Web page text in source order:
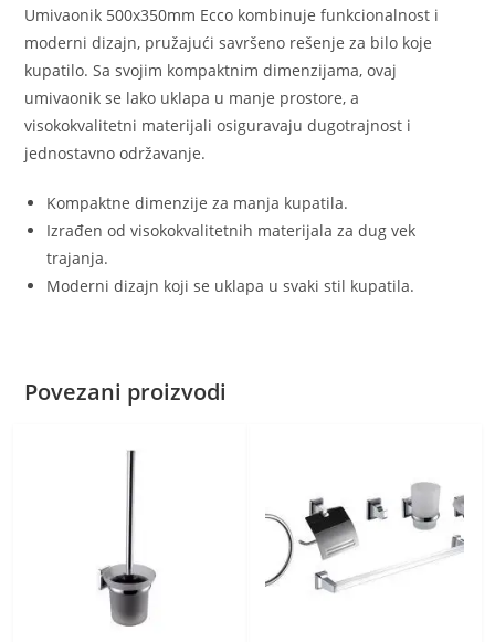
Umivaonik 500x350mm Ecco kombinuje funkcionalnost i
moderni dizajn, pružajući savršeno rešenje za bilo koje
kupatilo. Sa svojim kompaktnim dimenzijama, ovaj
umivaonik se lako uklapa u manje prostore, a
visokokvalitetni materijali osiguravaju dugotrajnost i
jednostavno održavanje.
Kompaktne dimenzije za manja kupatila.
Izrađen od visokokvalitetnih materijala za dug vek
trajanja.
Moderni dizajn koji se uklapa u svaki stil kupatila.
Povezani proizvodi